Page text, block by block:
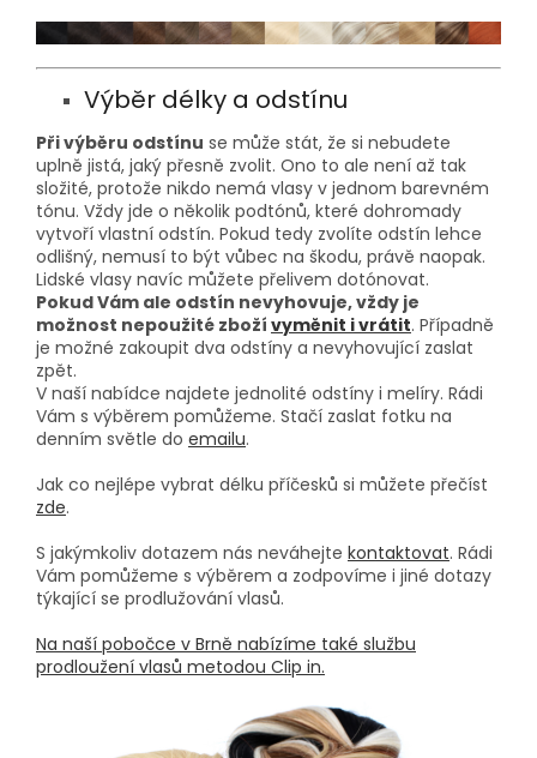
Výběr délky a odstínu
Při výběru odstínu se může stát, že si nebudete
uplně jistá, jaký přesně zvolit. Ono to ale není až tak
složité, protože nikdo nemá vlasy v jednom barevném
tónu. Vždy jde o několik podtónů, které dohromady
vytvoří vlastní odstín. Pokud tedy zvolíte odstín lehce
odlišný, nemusí to být vůbec na škodu, právě naopak.
Lidské vlasy navíc můžete přelivem dotónovat.
Pokud Vám ale odstín nevyhovuje, vždy je
možnost nepoužité zboží vyměnit i vrátit. Případně
je možné zakoupit dva odstíny a nevyhovující zaslat
zpět.
V naší nabídce najdete jednolité odstíny i melíry. Rádi
Vám s výběrem pomůžeme. Stačí zaslat fotku na
denním světle do emailu.
Jak co nejlépe vybrat délku příčesků si můžete přečíst
zde.
S jakýmkoliv dotazem nás neváhejte kontaktovat. Rádi
Vám pomůžeme s výběrem a zodpovíme i jiné dotazy
týkající se prodlužování vlasů.
Na naší pobočce v Brně nabízíme také službu
prodloužení vlasů metodou Clip in.